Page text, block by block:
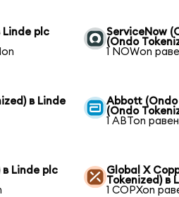
Linde plc
ServiceNow
(Ondo
1 NOWon
в Linde
Abbott (Ondo
(Ondo
1 ABTon
в Linde plc
Global X
Tokenized) в
1 COPXon